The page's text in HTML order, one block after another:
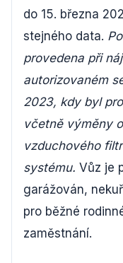
do 15. března
stejného data.
provedena při
autorizovaném
2023, kdy byl
včetně výměny
vzduchového
systému. Vůz je
garážován,
pro běžné
zaměstnání.